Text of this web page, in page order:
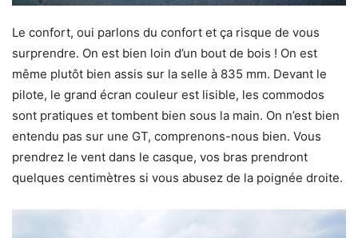
Le confort, oui parlons du confort et ça risque de vous
surprendre. On est bien loin d’un bout de bois ! On est
même plutôt bien assis sur la selle à 835 mm. Devant le
pilote, le grand écran couleur est lisible, les commodos
sont pratiques et tombent bien sous la main. On n’est bien
entendu pas sur une GT, comprenons-nous bien. Vous
prendrez le vent dans le casque, vos bras prendront
quelques centimètres si vous abusez de la poignée droite.